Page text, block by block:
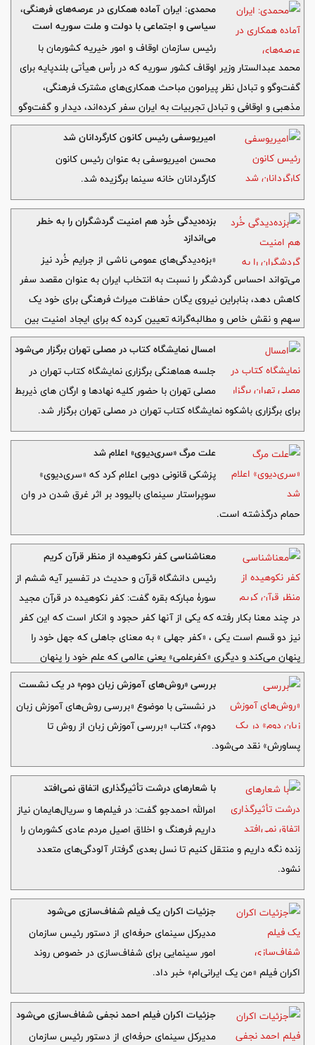
محمدی: ایران آماده همکاری در عرصه‌های فرهنگی،
‌سیاسی و اجتماعی با دولت و ملت سوریه است
رئیس سازمان اوقاف و امور خیریه کشورمان با
محمد عبدالستار وزیر اوقاف کشور سوریه که در رأس هیأتی بلندپایه برای
گفت‌وگو و تبادل نظر پیرامون مباحث همکاری‌های مشترک فرهنگی،
مذهبی و اوقافی و تبادل تجربیات به ایران سفر کرده‌اند، دیدار و گفت‌وگو
داشتند.
امیریوسفی رئیس کانون کارگردانان شد
محسن امیریوسفی به عنوان رئیس کانون
کارگردانان خانه سینما برگزیده شد.
بزده‌دیدگی خُرد هم امنیت گردشگران را به خطر
می‌اندازد
«بزه‌دیدگی‌های عمومی ناشی از جرایم خُرد نیز
می‌تواند احساس گردشگر را نسبت به انتخاب ایران به عنوان مقصد سفر
کاهش دهد، بنابراین نیروی یگان حفاظت میراث فرهنگی برای خود یک
سهم و نقش خاص و مطالبه‌گرانه تعیین کرده که برای ایجاد امنیت بین
گردشگران اهمیت دارد.»
امسال نمایشگاه کتاب در مصلی تهران برگزار می‌شود
جلسه هماهنگی برگزاری نمایشگاه کتاب تهران در
مصلی تهران با حضور کلیه نهادها و ارگان های ذیربط
برای برگزاری باشکوه نمایشگاه کتاب تهران در مصلی تهران برگزار شد.
علت مرگ «سری‌دیوی» اعلام شد
پزشکی قانونی دوبی اعلام کرد که «سری‌دیوی»
سوپراستار سینمای بالیوود بر اثر غرق شدن در وان
حمام درگذشته است.
معناشناسی کفر نکوهیده از منظر قرآن کریم
رئیس دانشگاه قرآن و حدیث در تفسیر آیه ششم از
سورۀ مبارکه بقره گفت: کفر نکوهیده در قرآن مجید
در چند معنا بکار رفته که یکی از آنها کفر حجود و انکار است که این کفر
نیز دو قسم است یکی ، «کفر جهلی » به معنای جاهلی که جهل خود را
پنهان می‌کند و دیگری «کفرعلمی» یعنی عالمی که علم خود را پنهان
می‌کند، از جمله موارد آن بشمار می‌روند.بررسی «روش‌های آموزش زبان دوم» در یک نشست
در نشستی با موضوع «بررسی روش‌های آموزش زبان
دوم»، کتاب «بررسی آموزش زبان از روش تا
پساورش» نقد می‌شود.
با شعارهای درشت تأثیرگذاری اتفاق نمی‌افتد
امرالله احمدجو گفت: در فیلم‌ها و سریال‌هایمان نیاز
داریم فرهنگ و اخلاق اصیل مردم عادی کشورمان را
زنده نگه داریم و منتقل کنیم تا نسل بعدی گرفتار آلودگی‌های متعدد
نشود.
جزئیات اکران یک فیلم شفاف‌سازی می‌شود
مدیرکل سینمای حرفه‌ای از دستور رئیس سازمان
امور سینمایی برای شفاف‌سازی در خصوص روند
اکران فیلم «من یک ایرانی‌ام» خبر داد.
جزئیات اکران فیلم احمد نجفی شفاف‌سازی می‌شود
مدیرکل سینمای حرفه‌ای از دستور رئیس سازمان